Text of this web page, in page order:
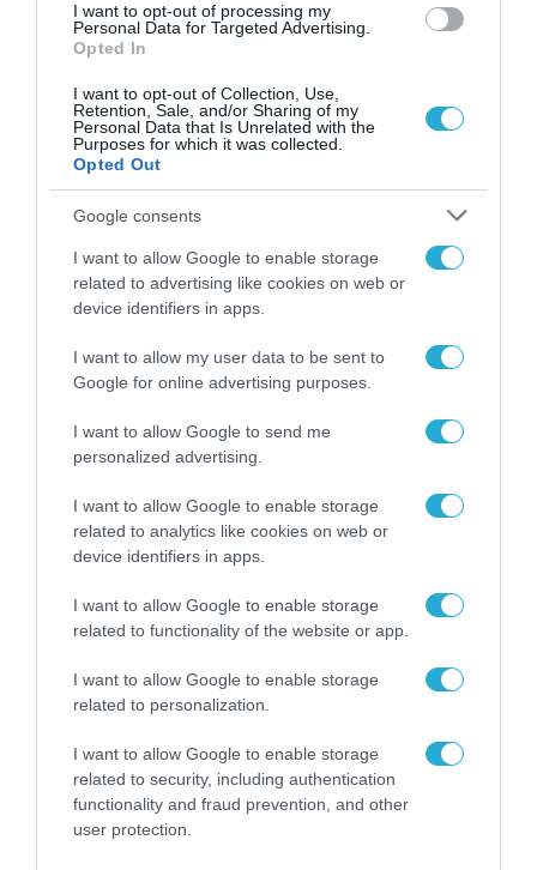
I want to opt-out of processing my
Personal Data for Targeted Advertising.
Opted In
I want to opt-out of Collection, Use,
Retention, Sale, and/or Sharing of my
Personal Data that Is Unrelated with the
Purposes for which it was collected.
Opted Out
Google consents
I want to allow Google to enable storage
related to advertising like cookies on web or
device identifiers in apps.
I want to allow my user data to be sent to
Google for online advertising purposes.
I want to allow Google to send me
personalized advertising.
I want to allow Google to enable storage
related to analytics like cookies on web or
device identifiers in apps.
I want to allow Google to enable storage
related to functionality of the website or app.
I want to allow Google to enable storage
related to personalization.
I want to allow Google to enable storage
related to security, including authentication
functionality and fraud prevention, and other
user protection.
ΡΟΗ ΕΙΔΗΣΕΩΝ
Το χρηματοδοτούμενο
από την ΕΕ έργο “The